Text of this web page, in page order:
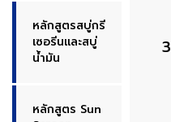
หลักสูตรสบู่กรี
เซอรีนและสบู่
น้ำมัน
หลักสูตร Sun